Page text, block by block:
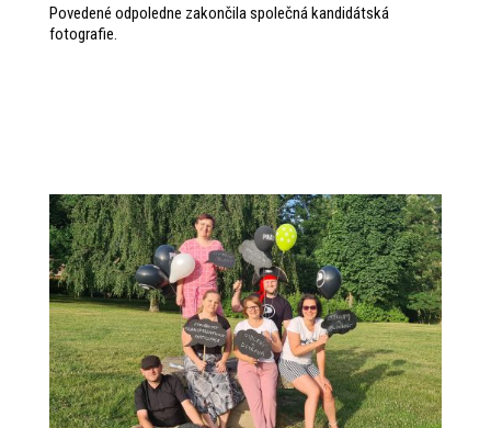
Povedené odpoledne zakončila společná kandidátská
fotografie.